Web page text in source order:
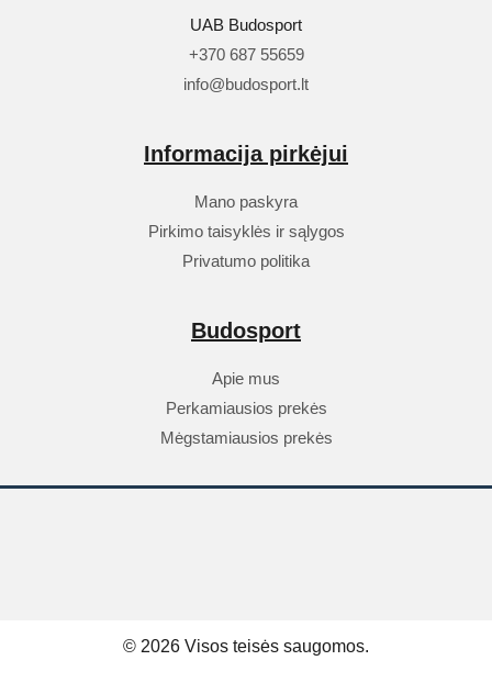
UAB Budosport
+370 687 55659
info@budosport.lt
Informacija pirkėjui
Mano paskyra
Pirkimo taisyklės ir sąlygos
Privatumo politika
Budosport
Apie mus
Perkamiausios prekės
Mėgstamiausios prekės
© 2026 Visos teisės saugomos.